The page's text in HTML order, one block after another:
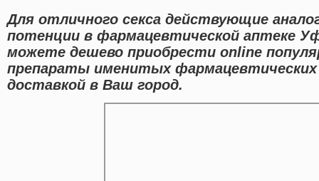
Для отличного секса действующие
потенции в фармацевтической аптеке
можете дешево приобрести online
препараты именитых фармацевтических
доставкой в Ваш город.